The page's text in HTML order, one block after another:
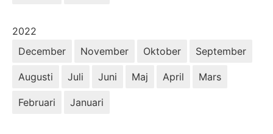
År:
2022
December
November Oktober September
Augusti Juli Juni Maj April Mars
Februari Januari